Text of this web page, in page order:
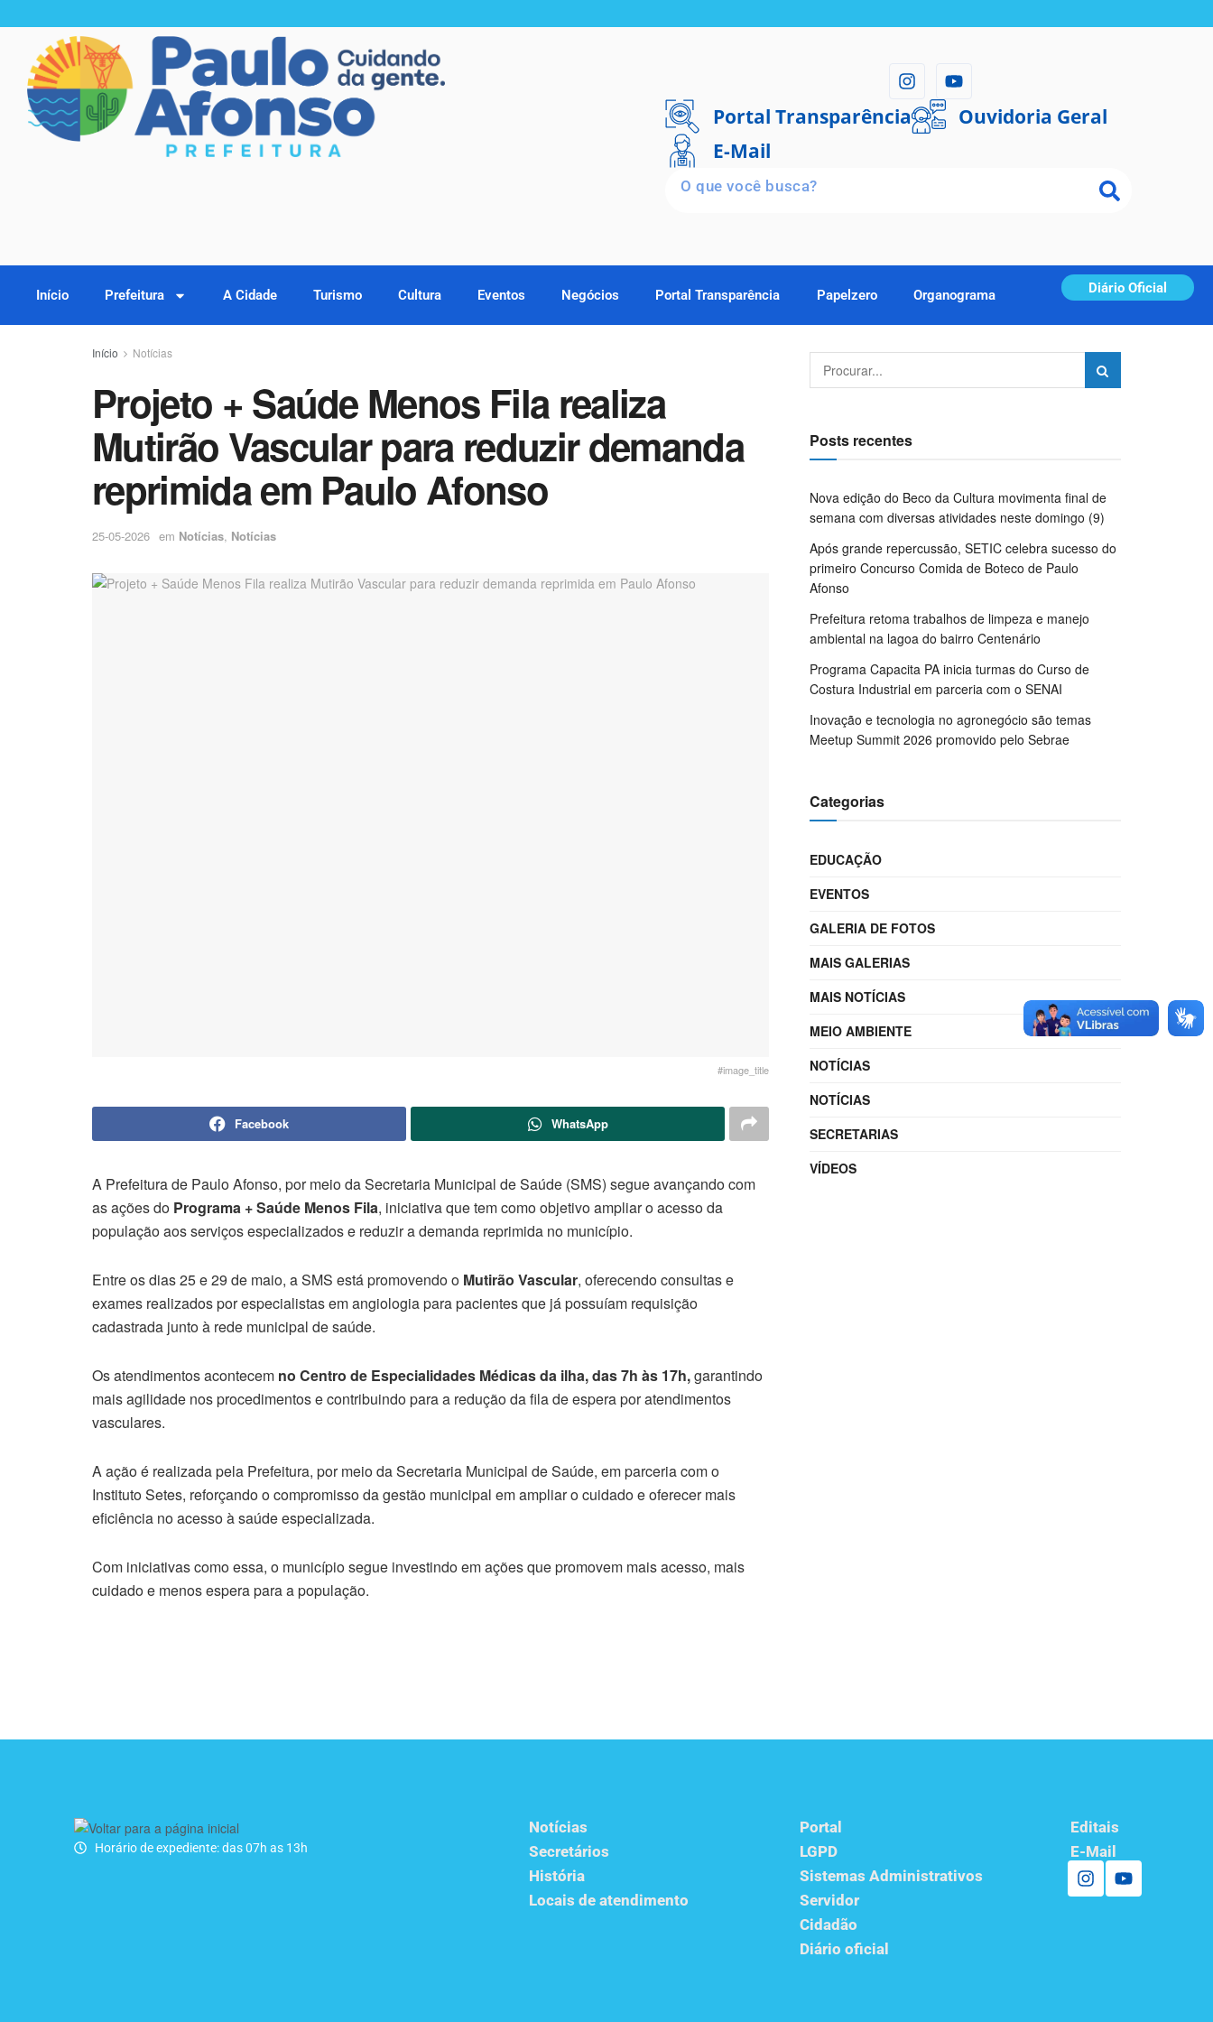
Portal Transparência
Ouvidoria Geral
E-Mail
Início Prefeitura A Cidade Turismo Cultura Eventos Negócios Portal Transparência Papelzero Organograma Diário Oficial
Início Notícias
Projeto + Saúde Menos Fila realiza
Mutirão Vascular para reduzir demanda
reprimida em Paulo Afonso
25-05-2026 em Notícias, Notícias
#image_title
Facebook WhatsApp
A Prefeitura de Paulo Afonso, por meio da Secretaria Municipal de Saúde (SMS) segue avançando com
as ações do Programa + Saúde Menos Fila, iniciativa que tem como objetivo ampliar o acesso da
população aos serviços especializados e reduzir a demanda reprimida no município.
Entre os dias 25 e 29 de maio, a SMS está promovendo o Mutirão Vascular, oferecendo consultas e
exames realizados por especialistas em angiologia para pacientes que já possuíam requisição
cadastrada junto à rede municipal de saúde.
Os atendimentos acontecem no Centro de Especialidades Médicas da ilha, das 7h às 17h,garantindo
mais agilidade nos procedimentos e contribuindo para a redução da fila de espera por atendimentos
vasculares.
A ação é realizada pela Prefeitura, por meio da Secretaria Municipal de Saúde, em parceria com o
Instituto Setes, reforçando o compromisso da gestão municipal em ampliar o cuidado e oferecer mais
eficiência no acesso à saúde especializada.
Com iniciativas como essa, o município segue investindo em ações que promovem mais acesso, mais
cuidado e menos espera para a população.
Posts recentes
Nova edição do Beco da Cultura movimenta final de
semana com diversas atividades neste domingo (9)
Após grande repercussão, SETIC celebra sucesso do
primeiro Concurso Comida de Boteco de Paulo
Afonso
Prefeitura retoma trabalhos de limpeza e manejo
ambiental na lagoa do bairro Centenário
Programa Capacita PA inicia turmas do Curso de
Costura Industrial em parceria com o SENAI
Inovação e tecnologia no agronegócio são temas
Meetup Summit 2026 promovido pelo Sebrae
Categorias
EDUCAÇÃO
EVENTOS
GALERIA DE FOTOS
MAIS GALERIAS
MAIS NOTÍCIAS
MEIO AMBIENTE
NOTÍCIAS
NOTÍCIAS
SECRETARIAS
VÍDEOS
Horário de expediente: das 07h as 13h
Notícias
Secretários
História
Locais de atendimento
Portal
LGPD
Sistemas Administrativos
Servidor
Cidadão
Diário oficial
Editais
E-Mail